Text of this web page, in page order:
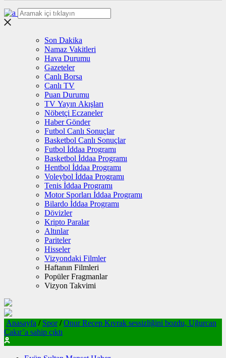
Son Dakika
Namaz Vakitleri
Hava Durumu
Gazeteler
Canlı Borsa
Canlı TV
Puan Durumu
TV Yayın Akışları
Nöbetçi Eczaneler
Haber Gönder
Futbol Canlı Sonuçlar
Basketbol Canlı Sonuçlar
Futbol İddaa Programı
Basketbol İddaa Programı
Hentbol İddaa Programı
Voleybol İddaa Programı
Tenis İddaa Programı
Motor Sporları İddaa Programı
Bilardo İddaa Programı
Dövizler
Kripto Paralar
Altınlar
Pariteler
Hisseler
Vizyondaki Filmler
Haftanın Filmleri
Popüler Fragmanlar
Vizyon Takvimi
Anasayfa / Spor / Onur Recep Kıvrak sessizliğini bozdu, Uğurcan
Çakır’a sahip çıktı